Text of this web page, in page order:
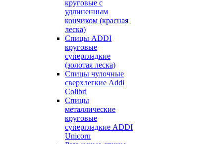
круговые с
удлиненным
кончиком (красная
леска)
Спицы ADDI
круговые
супергладкие
(золотая леска)
Спицы чулочные
сверхлегкие Addi
Colibri
Спицы
металлические
круговые
супергладкие ADDI
Unicorn